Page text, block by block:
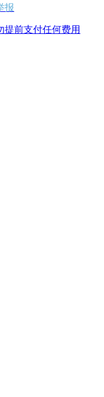
报
提前支付任何费用